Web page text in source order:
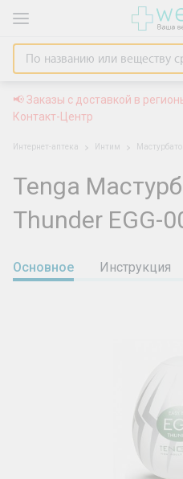
📢 Заказы с доставкой в
Контакт-Центр
Интернет-аптека Интим
Tenga
Thunder EGG-
Основное Инструкция